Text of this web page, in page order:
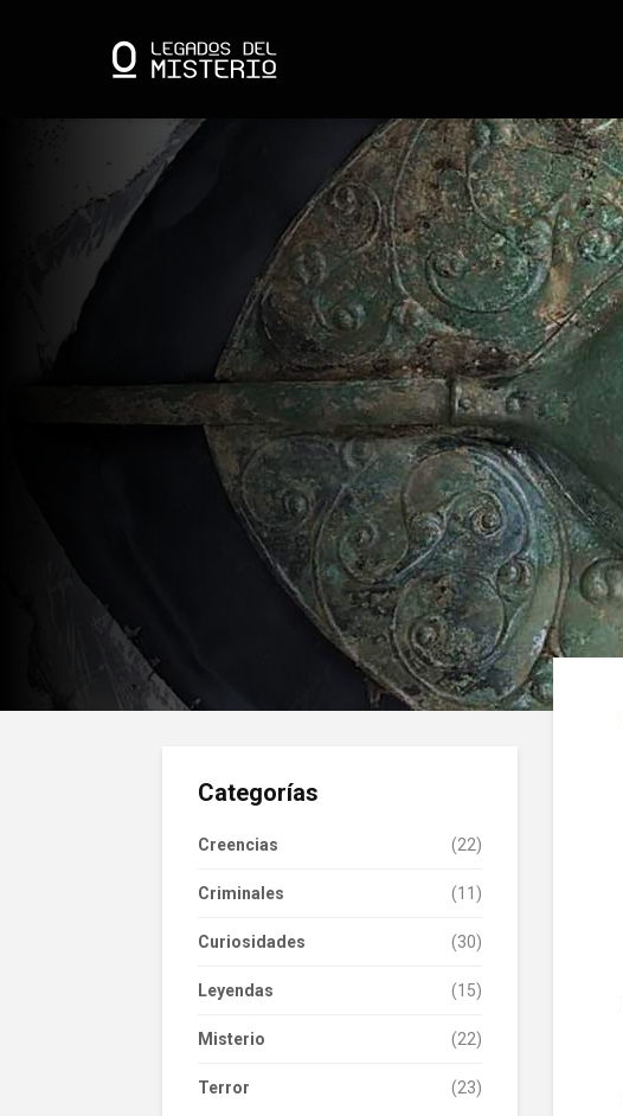
Categorías
Creencias (22)
Criminales (11)
Curiosidades (30)
Leyendas (15)
Misterio (22)
Terror (23)